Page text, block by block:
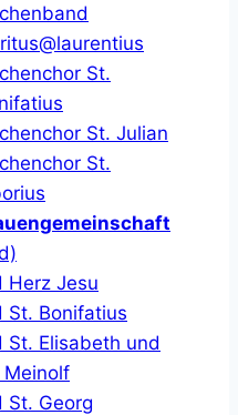
St.
St. Julian
St.
Herz Jesu
St. Bonifatius
St. Elisabeth und
Meinolf
St. Georg